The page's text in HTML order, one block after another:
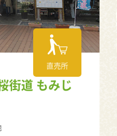
直売所
街道 もみじ